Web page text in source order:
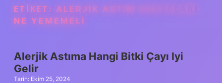
ETIKET: ALERJIK ASTIM HASTALARI
NE YEMEMELI
Alerjik Astıma Hangi Bitki Çayı Iyi
Gelir
Tarih: Ekim 25, 2024